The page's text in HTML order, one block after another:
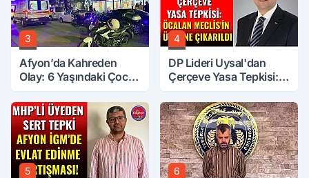
3
Afyon’da Kahreden
Olay: 6 Yaşındaki Çocuk
4
DP Lideri Uysal'dan
Çerçeve Yasa Tepkisi:
Üzerine Çıkarıldı
5 6